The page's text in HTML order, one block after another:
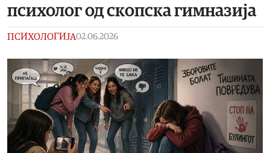
психолог од скопска гимназија
ПСИХОЛОГИЈА02.06.2026